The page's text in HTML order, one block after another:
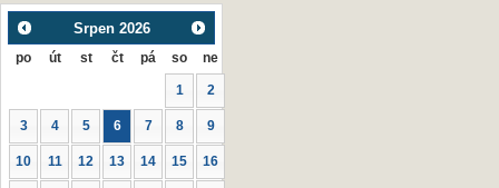
Srpen 2026
po út st čt pá so ne
1 2
3 4 5 6 7 8 9
10 11 12 13 14 15 16